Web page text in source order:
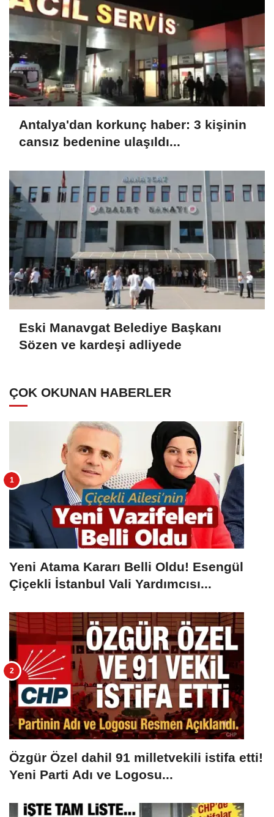
Antalya'dan korkunç haber: 3 kişinin
cansız bedenine ulaşıldı...
Eski Manavgat Belediye Başkanı
Sözen ve kardeşi adliyede
ÇOK OKUNAN HABERLER
Yeni Atama Kararı Belli Oldu! Esengül
Çiçekli İstanbul Vali Yardımcısı...
Özgür Özel dahil 91 milletvekili istifa etti!
Yeni Parti Adı ve Logosu...